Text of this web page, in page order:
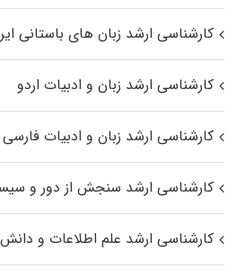
کارشناسی ارشد زبان‌ های باستانی
کارشناسی ارشد زبان و ادبیات اردو
کارشناسی ارشد زبان و ادبیات فارسی
کارشناسی ارشد سنجش از دور و
کارشناسی ارشد علم اطلاعات و